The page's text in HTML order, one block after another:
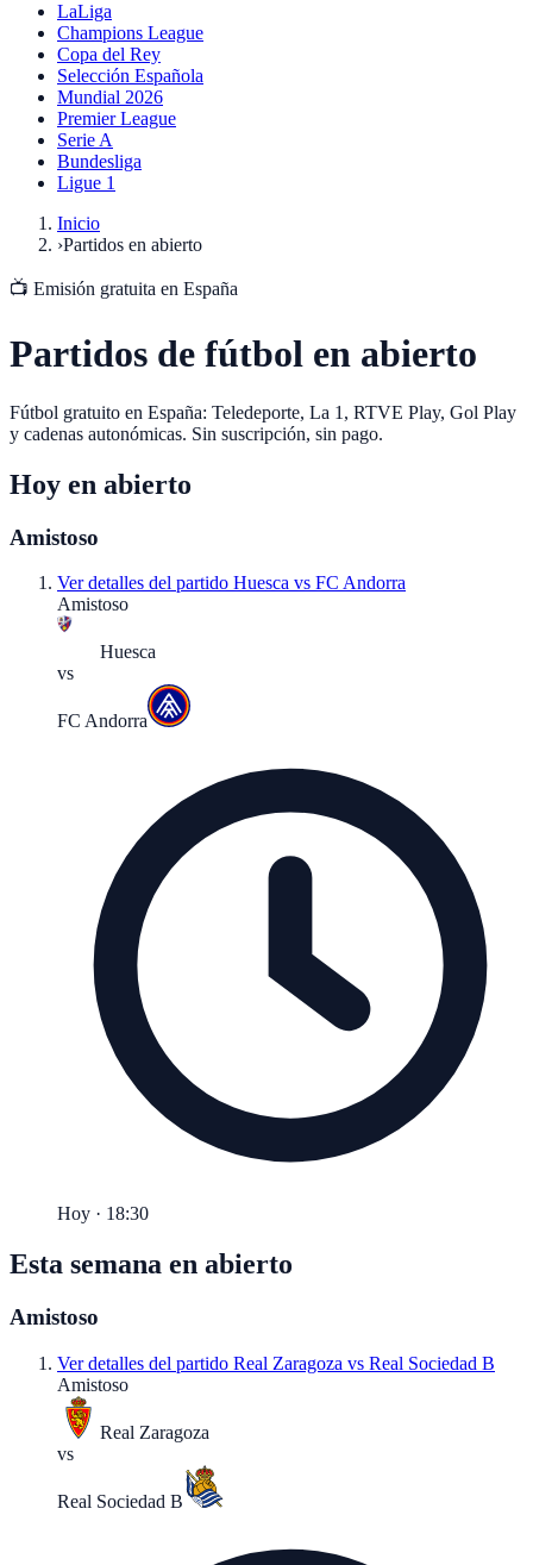
LaLiga
Champions League
Copa del Rey
Selección Española
Mundial 2026
Premier League
Serie A
Bundesliga
Ligue 1
Inicio
›Partidos en abierto
📺 Emisión gratuita en España
Partidos de fútbol en abierto
Fútbol gratuito en España: Teledeporte, La 1, RTVE Play, Gol Play
y cadenas autonómicas. Sin suscripción, sin pago.
Hoy en abierto
Amistoso
Ver detalles del partido Huesca vs FC Andorra
Amistoso
Huesca
vs
FC Andorra
Hoy · 18:30
Esta semana en abierto
Amistoso
Ver detalles del partido Real Zaragoza vs Real Sociedad B
Amistoso
Real Zaragoza
vs
Real Sociedad B